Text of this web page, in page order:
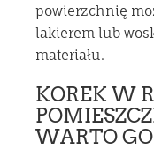
powierzchnię
lakierem lub
materiału.
KOREK W
WARTO